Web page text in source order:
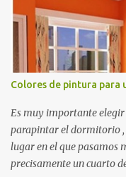
Colores de pintura para
Es muy importante
parapintar el dormitorio ,
lugar en el que pasamos
precisamente un cuarto